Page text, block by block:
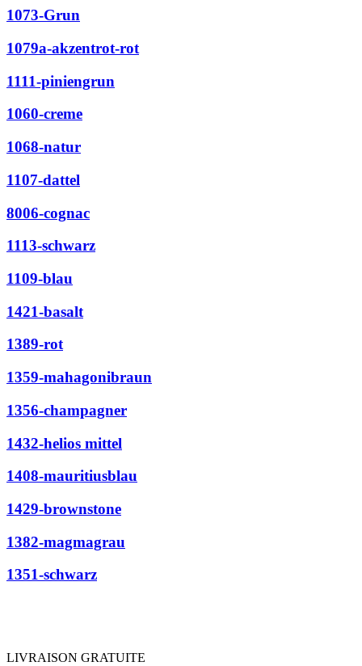
1073-Grun
1079a-akzentrot-rot
1111-piniengrun
1060-creme
1068-natur
1107-dattel
8006-cognac
1113-schwarz
1109-blau
1421-basalt
1389-rot
1359-mahagonibraun
1356-champagner
1432-helios mittel
1408-mauritiusblau
1429-brownstone
1382-magmagrau
1351-schwarz
LIVRAISON GRATUITE